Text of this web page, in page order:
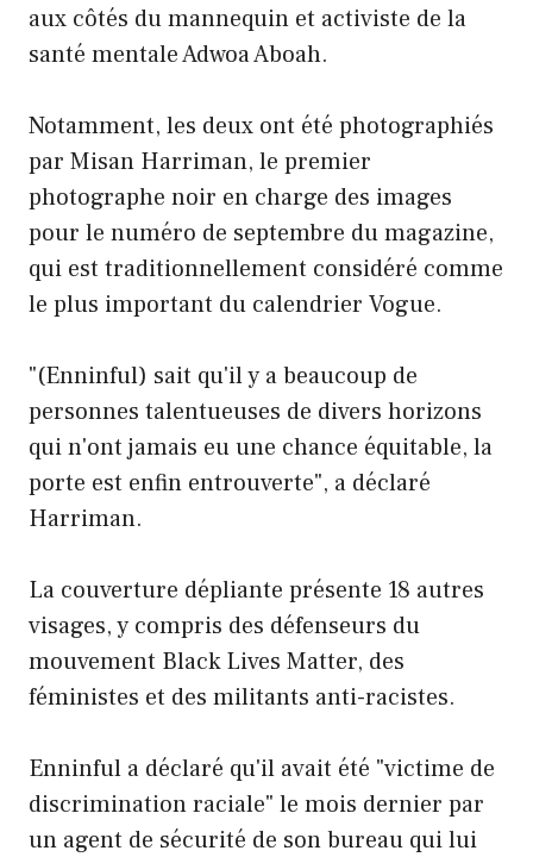
aux côtés du mannequin et activiste de la
santé mentale Adwoa Aboah.
Notamment, les deux ont été photographiés
par Misan Harriman, le premier
photographe noir en charge des images
pour le numéro de septembre du magazine,
qui est traditionnellement considéré comme
le plus important du calendrier Vogue.
"(Enninful) sait qu'il y a beaucoup de
personnes talentueuses de divers horizons
qui n'ont jamais eu une chance équitable, la
porte est enfin entrouverte", a déclaré
Harriman.
La couverture dépliante présente 18 autres
visages, y compris des défenseurs du
mouvement Black Lives Matter, des
féministes et des militants anti-racistes.
Enninful a déclaré qu'il avait été "victime de
discrimination raciale" le mois dernier par
un agent de sécurité de son bureau qui lui